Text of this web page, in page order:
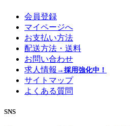
会員登録
マイページへ
お支払い方法
配送方法・送料
お問い合わせ
求人情報 →採用強化中！
サイトマップ
よくある質問
SNS